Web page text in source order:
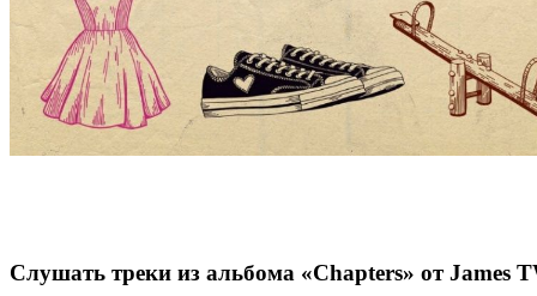
Слушать треки из альбома «Chapters» от James